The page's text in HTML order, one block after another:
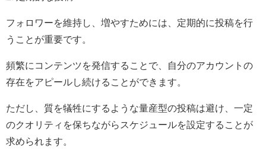
フォロワーを維持し、増やすためには、定期的に投稿を行
うことが重要です。
頻繁にコンテンツを発信することで、自分のアカウントの
存在をアピールし続けることができます。
ただし、質を犠牲にするような量産型の投稿は避け、一定
のクオリティを保ちながらスケジュールを設定することが
求められます。